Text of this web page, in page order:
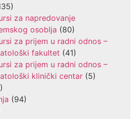
za napredovanje
osoblja (80)
za prijem u radni odnos –
fakultet (41)
za prijem u radni odnos –
klinički centar (5)
(94)